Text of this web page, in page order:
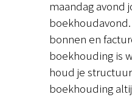
maandag avond
bonnen en
boekhouding is
houd je
boekhouding